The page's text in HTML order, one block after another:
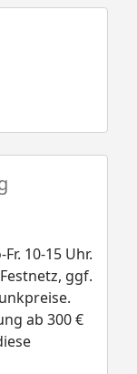
10-15 Uhr.
ggf.
ab 300 €